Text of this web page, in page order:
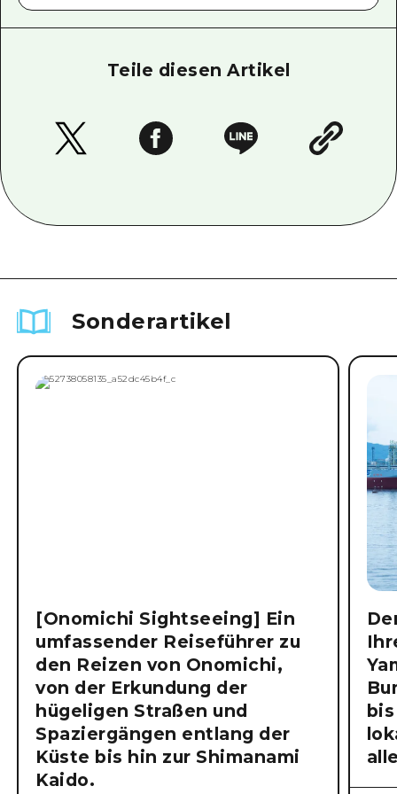
Teile diesen Artikel
Sonderartikel
[Onomichi Sightseeing] Ein
umfassender Reiseführer zu
den Reizen von Onomichi,
von der Erkundung der
hügeligen Straßen und
Spaziergängen entlang der
Küste bis hin zur Shimanami
Kaido.